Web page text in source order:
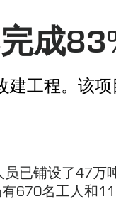
成
建工程。该
员已铺设了47万
670名工人和